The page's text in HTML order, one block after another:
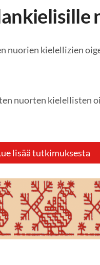
kielellizien
nuorten kielellisten
lisää tutkimuksesta